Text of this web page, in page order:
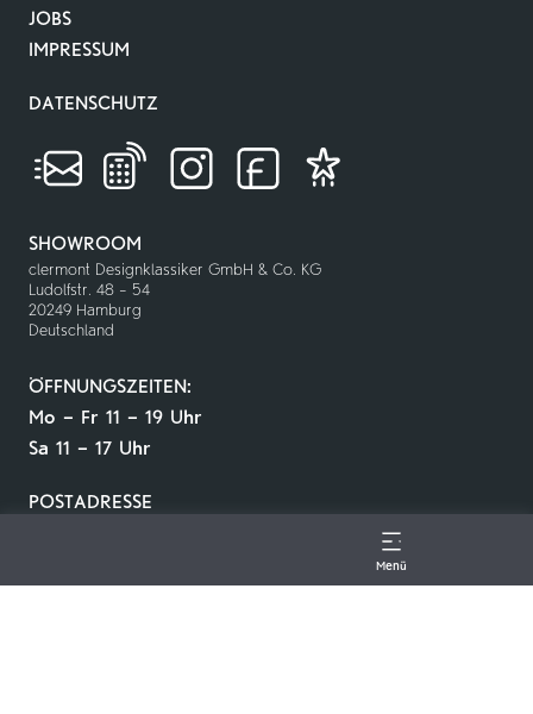
JOBS
IMPRESSUM
DATENSCHUTZ
SHOWROOM
clermont Designklassiker GmbH & Co. KG
Ludolfstr. 48 – 54
20249 Hamburg
Deutschland
ÖFFNUNGSZEITEN:
Mo – Fr 11 – 19 Uhr
Sa 11 – 17 Uhr
POSTADRESSE
Menü